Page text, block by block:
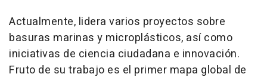
Actualmente, lidera varios proyectos sobre
basuras marinas y microplásticos, así como
iniciativas de ciencia ciudadana e innovación.
Fruto de su trabajo es el primer mapa global de